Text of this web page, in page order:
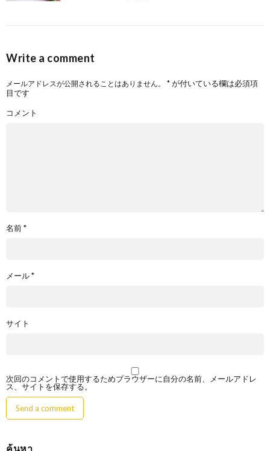
Write a comment
メールアドレスが公開されることはありません。 *が付いている欄は必須項
目です
コメント
名前*
メール*
サイト
次回のコメントで使用するためブラウザーに自分の名前、メールアドレ
ス、サイトを保存する。
ค้นหา